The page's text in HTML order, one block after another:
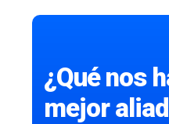
¿Qué nos
mejor